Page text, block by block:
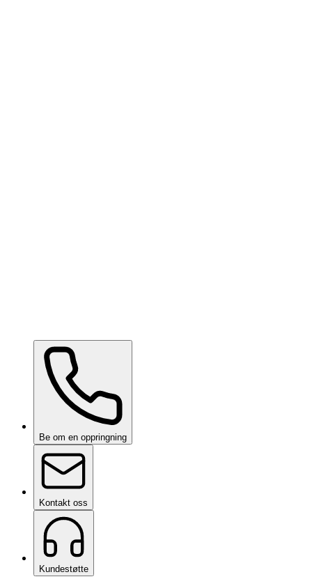
Ceramic Pro Shampoopå forespørsel
Be om en oppringning
Kontakt oss
Kundestøtte